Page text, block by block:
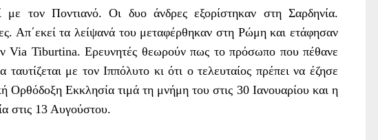
τον Ποντιανό. Οι δυο άνδρες εξορίστηκαν στη Σαρδηνία.
Απ΄εκεί τα λείψανά του μεταφέρθηκαν στη Ρώμη και ετάφησαν
Via Tiburtina. Ερευνητές θεωρούν πως το πρόσωπο που πέθανε
ταυτίζεται με τον Ιππόλυτο κι ότι ο τελευταίος πρέπει να έζησε
Ορθόδοξη Εκκλησία τιμά τη μνήμη του στις 30 Ιανουαρίου και η
στις 13 Αυγούστου.